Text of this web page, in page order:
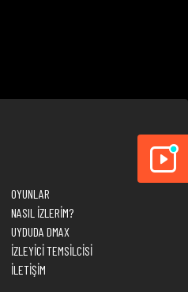
OYUNLAR
NASIL İZLERİM?
UYDUDA DMAX
İZLEYİCİ TEMSİLCİSİ
İLETİŞİM